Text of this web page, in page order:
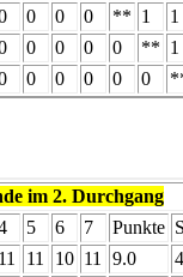
0 0 0 ** 1
1
0 0 0 0 ** 1
0 0 0 0 0
im 2. Durchgang
5 6 7 Punkte
11 11 10 11 9.0